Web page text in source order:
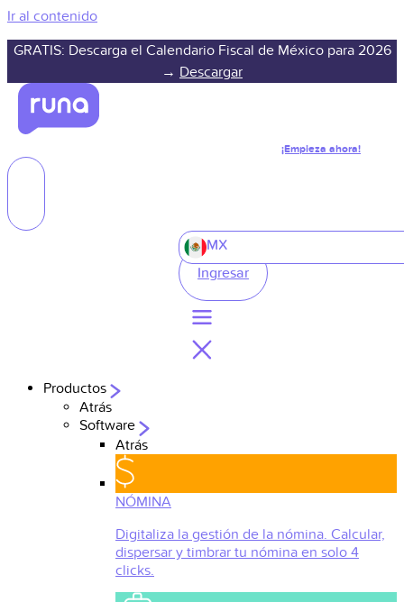
Ir al contenido
GRATIS: Descarga el Calendario Fiscal de México para 2026
→ Descargar
¡Empieza ahora!
MX
Ingresar
Productos
Atrás
Software
Atrás
NÓMINA
Digitaliza la gestión de la nómina. Calcular,
dispersar y timbrar tu nómina en solo 4
clicks.